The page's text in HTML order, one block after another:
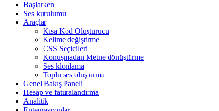
Başlarken
Ses kurulumu
Araçlar
Kısa Kod Oluşturucu
Kelime değiştirme
CSS Seçicileri
Konuşmadan Metne dönüştürme
Ses klonlama
Toplu ses oluşturma
Genel Bakış Paneli
Hesap ve faturalandırma
Analitik